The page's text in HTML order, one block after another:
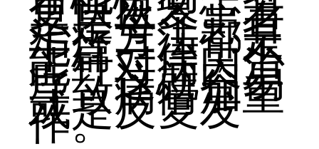
更快恢复。若
是是每个患者
治疗方法都是
千篇一律，不
能针对病因治
疗，这就容易
导致病情加重
或是反复发
作。